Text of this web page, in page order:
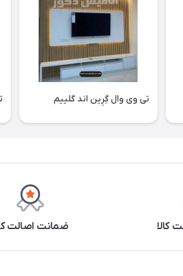
تی وی وال گِرِین اند گلییم
کالا ضمانت اصالت